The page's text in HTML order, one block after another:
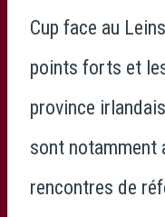
Cup face au
points forts et
province
sont notamment
rencontres de